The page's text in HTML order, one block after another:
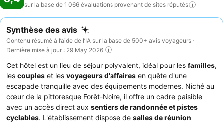
sur la base de 1 066 évaluations provenant de sites réputés
Synthèse des avis
Contenu résumé à l’aide de l’IA sur la base de 500+ avis voyageurs ·
Dernière mise à jour : 29 May 2026
Cet hôtel est un lieu de séjour polyvalent, idéal pour les familles,
les couples et les voyageurs d'affaires en quête d'une
escapade tranquille avec des équipements modernes. Niché au
cœur de la pittoresque Forêt-Noire, il offre un cadre paisible
avec un accès direct aux sentiers de randonnée et pistes
cyclables. L'établissement dispose de salles de réunion